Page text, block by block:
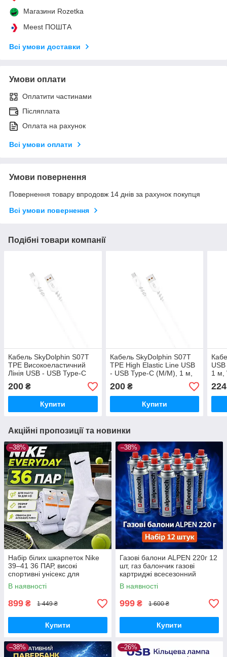
Магазини Rozetka
Meest ПОШТА
Всі умови доставки
Умови оплати
Оплатити частинами
Післяплата
Оплата на рахунок
Всі умови оплати
Умови повернення
Повернення товару впродовж 14 днів за рахунок покупця
Всі умови повернення
Подібні товари компанії
Кабель SkyDolphin S07T
TPE Високоеластичний
Лінія USB - USB Type-C
(M/M), 1 м, Білий (SDUSB-
000595), USB 2.0
200 ₴
Купити
Кабель SkyDolphin S07T
TPE High Elastic Line USB
- USB Type-C (M/M), 1 м,
White (SDUSB-000595)
200₴
Купити
1 м,
224
Акційні пропозиції та новинки
–38%
Набір білих шкарпеток Nike
39–41 36 ПАР, високі
спортивні унісекс для
щоденного використання
В наявності
899 ₴ 1 449 ₴
Купити
–38%
Газові балони ALPEN 220г 12
шт, газ балончик газові
картриджі всесезонний
пропан-бутан для
портативних плит, пальників
та кемпінгу
В наявності
999 ₴ 1 600 ₴
Купити
–38% –26%